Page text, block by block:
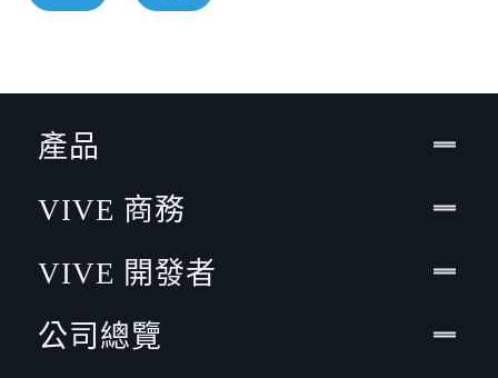
產品
VIVE 商務
VIVE 開發者
公司總覽